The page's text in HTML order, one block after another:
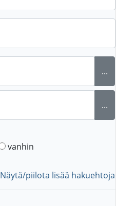
...
...
vanhin
Näytä/piilota lisää hakuehtoja